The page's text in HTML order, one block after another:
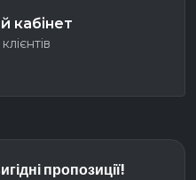
кабінет
пропозиції!